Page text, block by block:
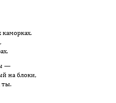
—
на блоки,
ты.